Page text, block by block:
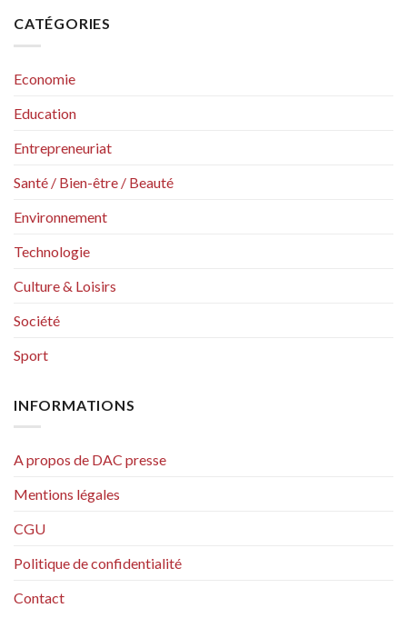
CATÉGORIES
Economie
Education
Entrepreneuriat
Santé / Bien-être / Beauté
Environnement
Technologie
Culture & Loisirs
Société
Sport
INFORMATIONS
A propos de DAC presse
Mentions légales
CGU
Politique de confidentialité
Contact